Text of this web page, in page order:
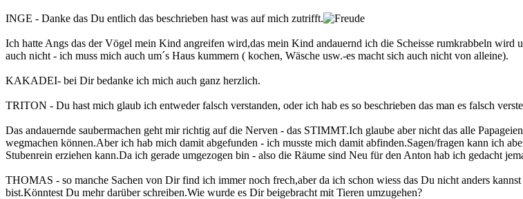
INGE - Danke das Du entlich das beschrieben hast was auf mich zutrifft.
Ich hatte Angs das der Vögel mein Kind angreifen wird,das mein Kind andauernd ich die Scheisse rumkrabbeln
auch nicht - ich muss mich auch um´s Haus kummern ( kochen, Wäsche usw.-es macht sich auch nicht von alleine).
KAKADEI- bei Dir bedanke ich mich auch ganz herzlich.
TRITON - Du hast mich glaub ich entweder falsch verstanden, oder ich hab es so beschrieben das man es falsch
Das andauernde saubermachen geht mir richtig auf die Nerven - das STIMMT.Ich glaube aber nicht das alle
wegmachen können.Aber ich hab mich damit abgefunden - ich musste mich damit abfinden.Sagen/fragen kann ich
Stubenrein erziehen kann.Da ich gerade umgezogen bin - also die Räume sind Neu für den Anton hab ich gedacht
THOMAS - so manche Sachen von Dir find ich immer noch frech,aber da ich schon wiess das Du nicht anders
bist.Könntest Du mehr darüber schreiben.Wie wurde es Dir beigebracht mit Tieren umzugehen?